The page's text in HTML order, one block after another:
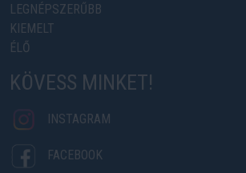
LEGNÉPSZERŰBB
KIEMELT
ÉLŐ
KÖVESS MINKET!
INSTAGRAM
FACEBOOK